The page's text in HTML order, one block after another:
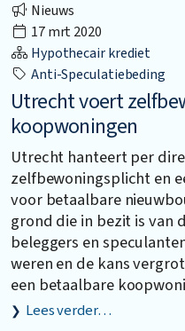
Nieuws
17 mrt 2020
Hypothecair krediet
Anti-Speculatiebeding
Utrecht voert
koopwoningen
Utrecht hanteert per
zelfbewoningsplicht en
voor betaalbare
grond die in bezit is van
beleggers en
weren en de kans
een betaalbare
Lees verder…